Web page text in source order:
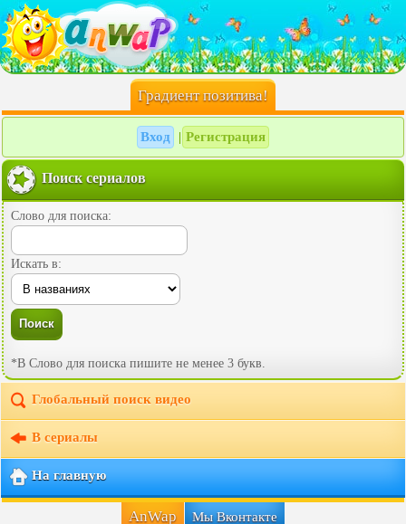
Градиент позитива!
Вход Регистрация
Поиск сериалов
Слово для поиска:
Искать в:
*В Слово для поиска пишите не менее 3 букв.
Глобальный поиск видео
В сериалы
На главную
AnWap Мы Вконтакте